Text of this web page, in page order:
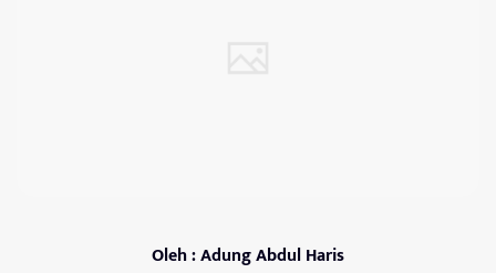
Oleh : Adung Abdul Haris